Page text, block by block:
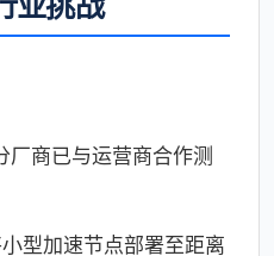
厂商已与运营商合作测
小型加速节点部署至距离